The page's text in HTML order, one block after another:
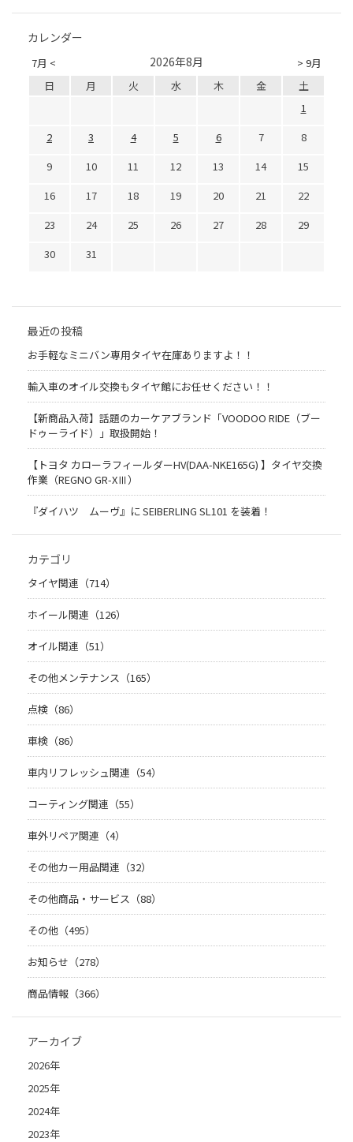
カレンダー
7月 < > 9月
2026年8月
日 月 火 水 木 金
土
1
2
3 4 5 6 7
8
9
10 11 12 13 14
15
16
17 18 19 20 21
22
23
24 25 26 27 28
29
30
31
最近の投稿
お手軽なミニバン専用タイヤ在庫ありますよ！！
輸入車のオイル交換もタイヤ館にお任せください！！
【新商品入荷】話題のカーケアブランド「VOODOO RIDE（ブー
ドゥーライド）」取扱開始！
【トヨタ カローラフィールダーHV(DAA-NKE165G) 】タイヤ交換
作業（REGNO GR-XⅢ）
『ダイハツ ムーヴ』に SEIBERLING SL101 を装着！
カテゴリ
タイヤ関連（714）
ホイール関連（126）
オイル関連（51）
その他メンテナンス（165）
点検（86）
車検（86）
車内リフレッシュ関連（54）
コーティング関連（55）
車外リペア関連（4）
その他カー用品関連（32）
その他商品・サービス（88）
その他（495）
お知らせ（278）
商品情報（366）
アーカイブ
2026年
2025年
2024年
2023年